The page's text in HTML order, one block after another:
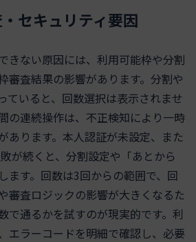
セキュリティ要因
きない原因には、利用可能枠や分割
審査結果の影響があります。分割や
ていると、回数選択は表示されませ
の連続操作は、不正検知により一時
あります。本人認証が未設定、また
が続くと、分割設定や「あとから
ます。回数は3回からの範囲で、回
審査ロジックの影響が大きくなるた
で通るかを試すのが現実的です。利
エラーコードを明細で確認し、必要